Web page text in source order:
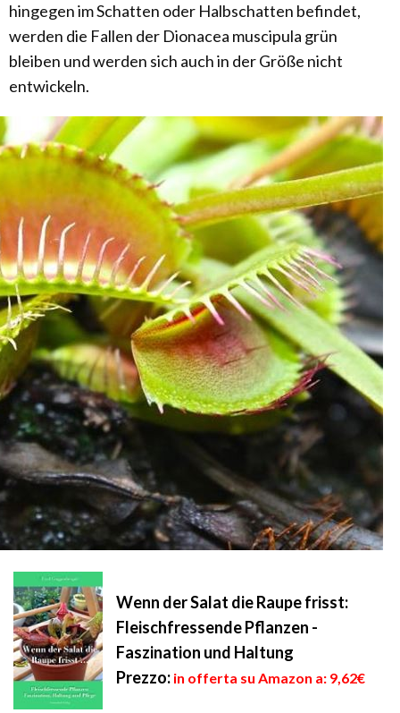
hingegen im Schatten oder Halbschatten befindet,
werden die Fallen der Dionacea muscipula grün
bleiben und werden sich auch in der Größe nicht
entwickeln.
Wenn der Salat die Raupe frisst:
Fleischfressende Pflanzen -
Faszination und Haltung
Prezzo: in offerta su Amazon a: 9,62€